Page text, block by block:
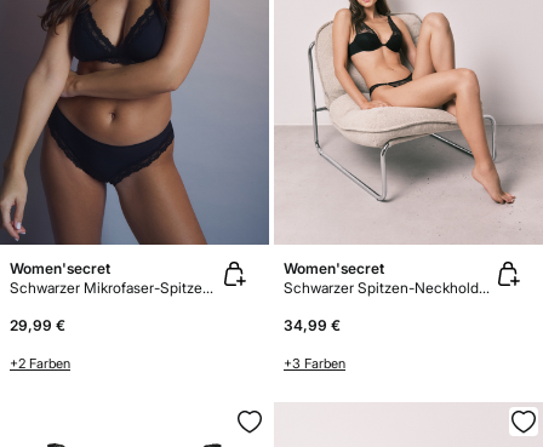
Women'secret
Schwarzer Mikrofaser-Spitzen-Triangel-BH NATURAL
29,99 €
+2 Farben
Women'secret
Schwarzer Spitzen-Neckholder-BH INTUITIVE
34,99 €
+3 Farben